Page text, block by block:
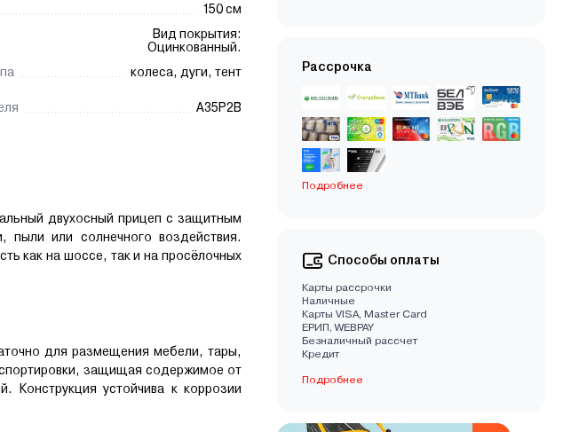
150 см
Вид покрытия:
Оцинкованный.
колеса, дуги, тент
A35P2B
двухосный прицеп с защитным
пыли или солнечного воздействия.
как на шоссе, так и на просёлочных
для размещения мебели, тары,
защищая содержимое от
устойчива к коррозии
Рассрочка
Подробнее
Способы оплаты
Карты рассрочки
Наличные
Карты VISA, Master Card
EРИП, WEBPAY
Безналичный рассчет
Кредит
Подробнее